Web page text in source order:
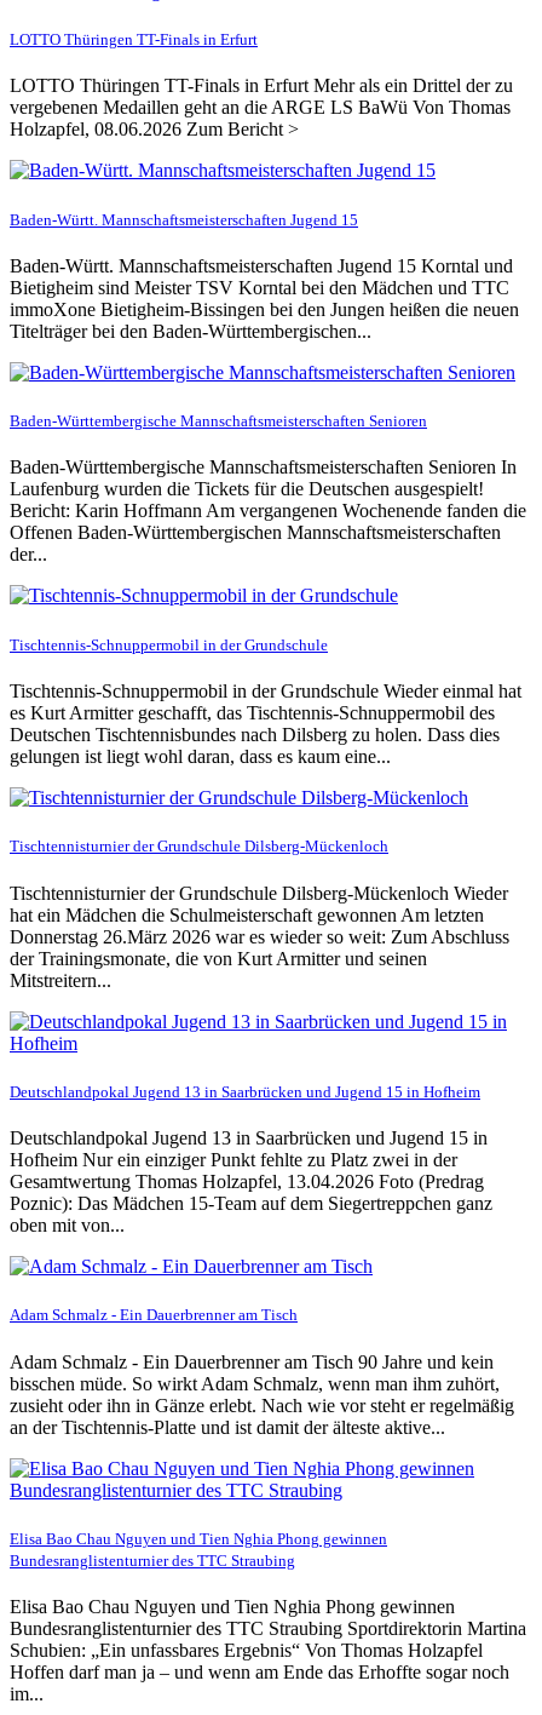
LOTTO Thüringen TT-Finals in Erfurt
LOTTO Thüringen TT-Finals in Erfurt Mehr als ein Drittel der zu
vergebenen Medaillen geht an die ARGE LS BaWü Von Thomas
Holzapfel, 08.06.2026 Zum Bericht >
Baden-Württ. Mannschaftsmeisterschaften Jugend 15
Baden-Württ. Mannschaftsmeisterschaften Jugend 15 Korntal und
Bietigheim sind Meister TSV Korntal bei den Mädchen und TTC
immoXone Bietigheim-Bissingen bei den Jungen heißen die neuen
Titelträger bei den Baden-Württembergischen...
Baden-Württembergische Mannschaftsmeisterschaften Senioren
Baden-Württembergische Mannschaftsmeisterschaften Senioren In
Laufenburg wurden die Tickets für die Deutschen ausgespielt!
Bericht: Karin Hoffmann Am vergangenen Wochenende fanden die
Offenen Baden-Württembergischen Mannschaftsmeisterschaften
der...
Tischtennis-Schnuppermobil in der Grundschule
Tischtennis-Schnuppermobil in der Grundschule Wieder einmal hat
es Kurt Armitter geschafft, das Tischtennis-Schnuppermobil des
Deutschen Tischtennisbundes nach Dilsberg zu holen. Dass dies
gelungen ist liegt wohl daran, dass es kaum eine...
Tischtennisturnier der Grundschule Dilsberg-Mückenloch
Tischtennisturnier der Grundschule Dilsberg-Mückenloch Wieder
hat ein Mädchen die Schulmeisterschaft gewonnen Am letzten
Donnerstag 26.März 2026 war es wieder so weit: Zum Abschluss
der Trainingsmonate, die von Kurt Armitter und seinen
Mitstreitern...
Deutschlandpokal Jugend 13 in Saarbrücken und Jugend 15 in Hofheim
Deutschlandpokal Jugend 13 in Saarbrücken und Jugend 15 in
Hofheim Nur ein einziger Punkt fehlte zu Platz zwei in der
Gesamtwertung Thomas Holzapfel, 13.04.2026 Foto (Predrag
Poznic): Das Mädchen 15-Team auf dem Siegertreppchen ganz
oben mit von...
Adam Schmalz - Ein Dauerbrenner am Tisch
Adam Schmalz - Ein Dauerbrenner am Tisch 90 Jahre und kein
bisschen müde. So wirkt Adam Schmalz, wenn man ihm zuhört,
zusieht oder ihn in Gänze erlebt. Nach wie vor steht er regelmäßig
an der Tischtennis-Platte und ist damit der älteste aktive...
Elisa Bao Chau Nguyen und Tien Nghia Phong gewinnen
Bundesranglistenturnier des TTC Straubing
Elisa Bao Chau Nguyen und Tien Nghia Phong gewinnen
Bundesranglistenturnier des TTC Straubing Sportdirektorin Martina
Schubien: „Ein unfassbares Ergebnis“ Von Thomas Holzapfel
Hoffen darf man ja – und wenn am Ende das Erhoffte sogar noch
im...